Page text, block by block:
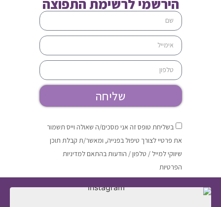
הירשמי לרשימת התפוצה
בשליחת טופס זה אני מסכים/ה שאולה וייס תשמור
את פרטיי לצורך טיפול בפנייה, ומאשר/ת קבלת תוכן
שיווקי למייל / טלפון / הודעות בהתאם למדיניות
הפרטיות
שליחה